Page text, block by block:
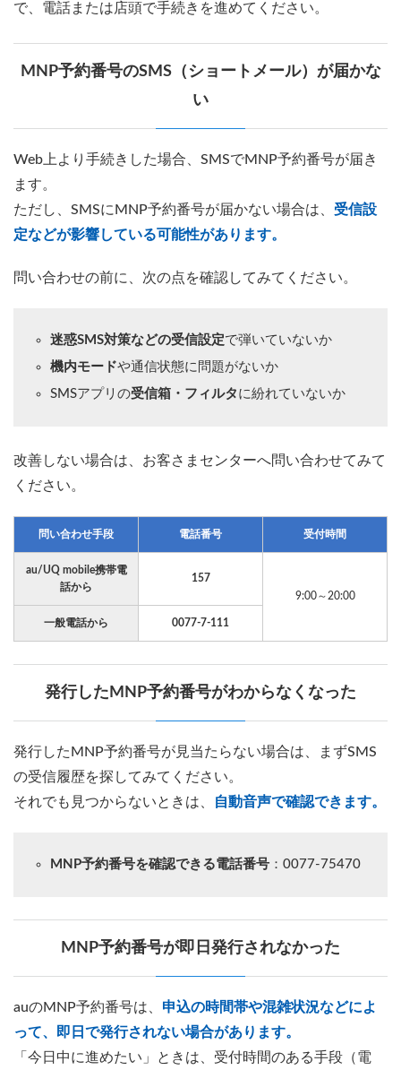
で、電話または店頭で手続きを進めてください。
MNP予約番号のSMS（ショートメール）が届かな
い
Web上より手続きした場合、SMSでMNP予約番号が届き
ます。
ただし、SMSにMNP予約番号が届かない場合は、 受信設
定などが影響している可能性があります。
問い合わせの前に、次の点を確認してみてください。
迷惑SMS対策などの受信設定で弾いていないか
機内モードや通信状態に問題がないか
SMSアプリの受信箱・フィルタ に紛れていないか
改善しない場合は、お客さまセンターへ問い合わせてみて
ください。
問い合わせ手段 電話番号 受付時間
au/UQ mobile携帯電
話から
157
9:00～20:00
一般電話から 0077-7-111
発行したMNP予約番号がわからなくなった
発行したMNP予約番号が見当たらない場合は、まずSMS
の受信履歴を探してみてください。
それでも見つからないときは、
自動音声で確認できます。
MNP予約番号を確認できる電話番号 ：0077-75470
MNP予約番号が即日発行されなかった
auのMNP予約番号は、 申込の時間帯や混雑状況などによ
って、即日で発行されない場合があります。
「今日中に進めたい」ときは、受付時間のある手段（電